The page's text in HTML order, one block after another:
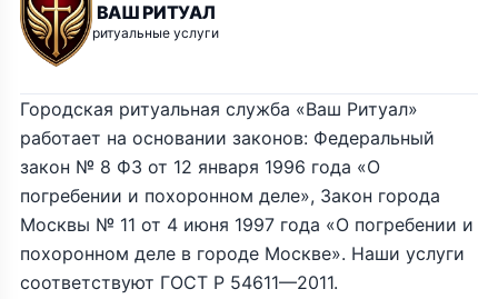
ВАШ РИТУАЛ
ритуальные услуги
Городская ритуальная служба «Ваш Ритуал»
работает на основании законов: Федеральный
закон № 8 ФЗ от 12 января 1996 года «О
погребении и похоронном деле», Закон города
Москвы № 11 от 4 июня 1997 года «О погребении и
похоронном деле в городе Москве». Наши услуги
соответствуют ГОСТ Р 54611—2011.